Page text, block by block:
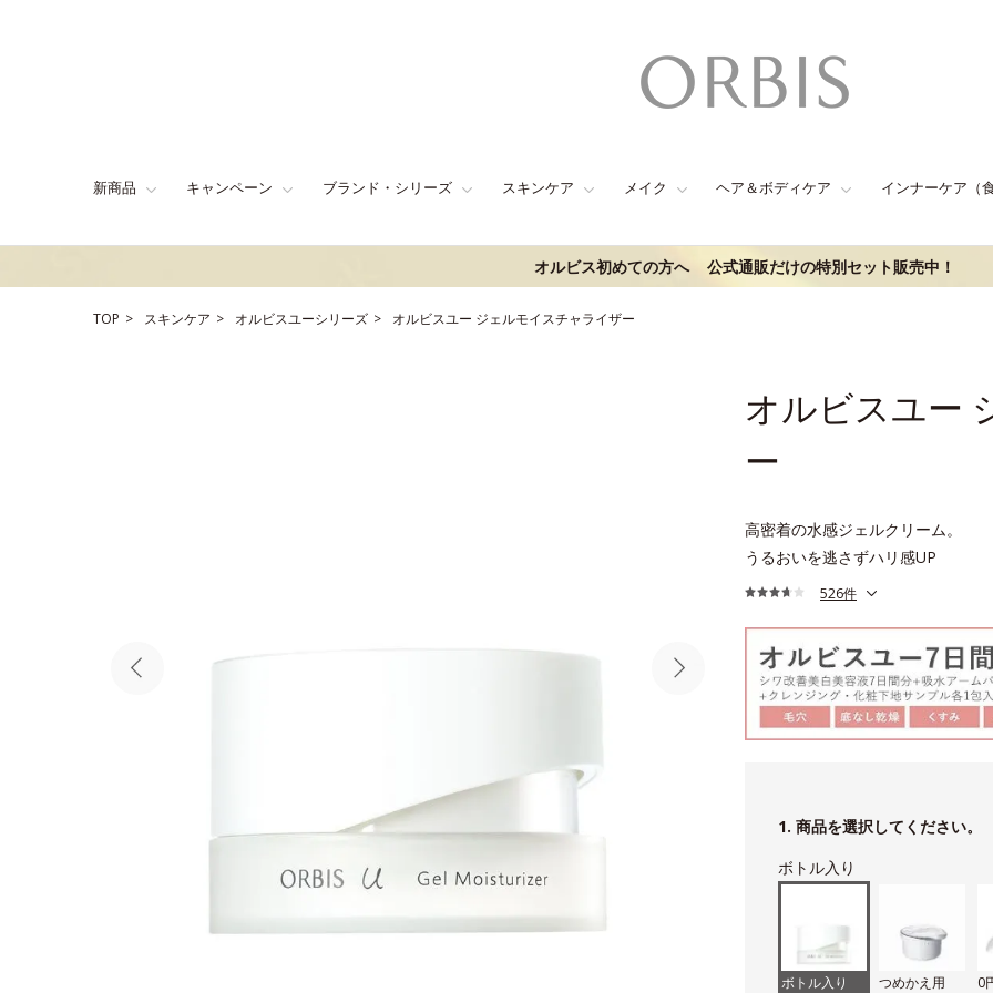
新商品 キャンペーン ブランド・シリーズ スキンケア メイク ヘア＆ボディケア インナーケア（
オルビス初めての方へ 公式通販だけの特別セット販売中！
TOP スキンケア オルビスユーシリーズ オルビスユー ジェルモイスチャライザー
オルビスユー
ー
高密着の水感ジェルクリーム。
うるおいを逃さずハリ感UP
526件
1. 商品を選択してください。
ボトル入り
ボトル入り つめかえ用 0